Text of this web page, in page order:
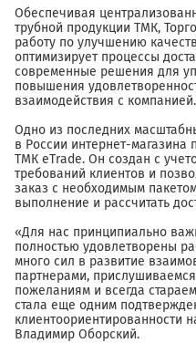
Обеспечивая
трубной продукции ТМК,
работу по улучшению
оптимизирует процессы
современные решения для
повышения
взаимодействия с компанией.
Одно из последних
в России интернет-магазина
ТМК eTrade. Он создан с
требований клиентов и
заказ с необходимым
выполнение и рассчитать
«Для нас принципиально
полностью удовлетворены
много сил в развитие
партнерами,
пожеланиям и всегда
стала еще одним
клиентоориентированности
Владимир Оборский.